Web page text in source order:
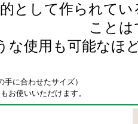
として作られて
こと
な使用も可能なほ
手に合わせたサイズ）
お使いいただけます。